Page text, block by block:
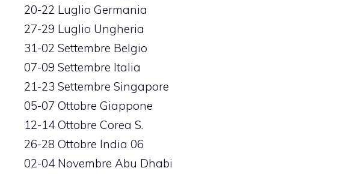
20-22 Luglio Germania
27-29 Luglio Ungheria
31-02 Settembre Belgio
07-09 Settembre Italia
21-23 Settembre Singapore
05-07 Ottobre Giappone
12-14 Ottobre Corea S.
26-28 Ottobre India 06
02-04 Novembre Abu Dhabi